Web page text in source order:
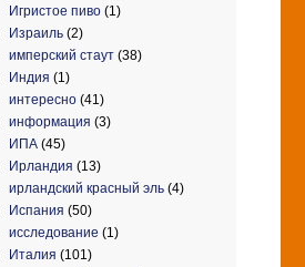
Игристое пиво (1)
Израиль (2)
имперский стаут (38)
Индия (1)
интересно (41)
информация (3)
ИПА (45)
Ирландия (13)
ирландский красный эль (4)
Испания (50)
исследование (1)
Италия (101)